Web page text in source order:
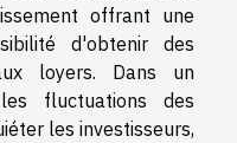
offrant une
d'obtenir des
loyers. Dans un
fluctuations des
les investisseurs,